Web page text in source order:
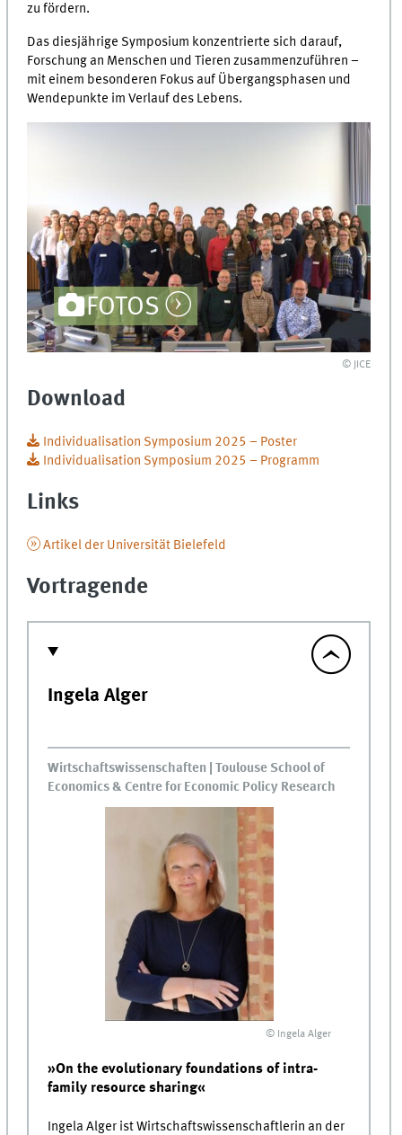
zu fördern.
Das diesjährige Symposium konzentrierte sich darauf,
Forschung an Menschen und Tieren zusammenzuführen –
mit einem besonderen Fokus auf Übergangsphasen und
Wendepunkte im Verlauf des Lebens.
FOTOS
© JICE
Download
Individualisation Symposium 2025 – Poster
Individualisation Symposium 2025 – Programm
Links
Artikel der Universität Bielefeld
Vortragende
Ingela Alger
Wirtschaftswissenschaften | Toulouse School of
Economics & Centre for Economic Policy Research
© Ingela Alger
»On the evolutionary foundations of intra-
family resource sharing«
Ingela Alger ist Wirtschaftswissenschaftlerin an der